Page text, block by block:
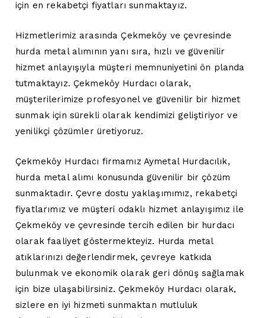
için en rekabetçi fiyatları sunmaktayız.
Hizmetlerimiz arasında Çekmeköy ve çevresinde
hurda metal alımının yanı sıra, hızlı ve güvenilir
hizmet anlayışıyla müşteri memnuniyetini ön planda
tutmaktayız. Çekmeköy Hurdacı olarak,
müşterilerimize profesyonel ve güvenilir bir hizmet
sunmak için sürekli olarak kendimizi geliştiriyor ve
yenilikçi çözümler üretiyoruz.
Çekmeköy Hurdacı firmamız Aymetal Hurdacılık,
hurda metal alımı konusunda güvenilir bir çözüm
sunmaktadır. Çevre dostu yaklaşımımız, rekabetçi
fiyatlarımız ve müşteri odaklı hizmet anlayışımız ile
Çekmeköy ve çevresinde tercih edilen bir hurdacı
olarak faaliyet göstermekteyiz. Hurda metal
atıklarınızı değerlendirmek, çevreye katkıda
bulunmak ve ekonomik olarak geri dönüş sağlamak
için bize ulaşabilirsiniz. Çekmeköy Hurdacı olarak,
sizlere en iyi hizmeti sunmaktan mutluluk